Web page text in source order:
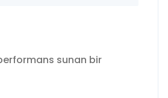
sunan bir